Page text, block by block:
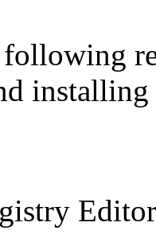
following